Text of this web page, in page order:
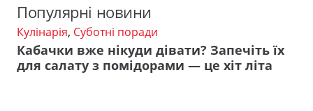
Популярні новини
Кулінарія, Суботні поради
Кабачки вже нікуди дівати? Запечіть їх
для салату з помідорами — це хіт літа